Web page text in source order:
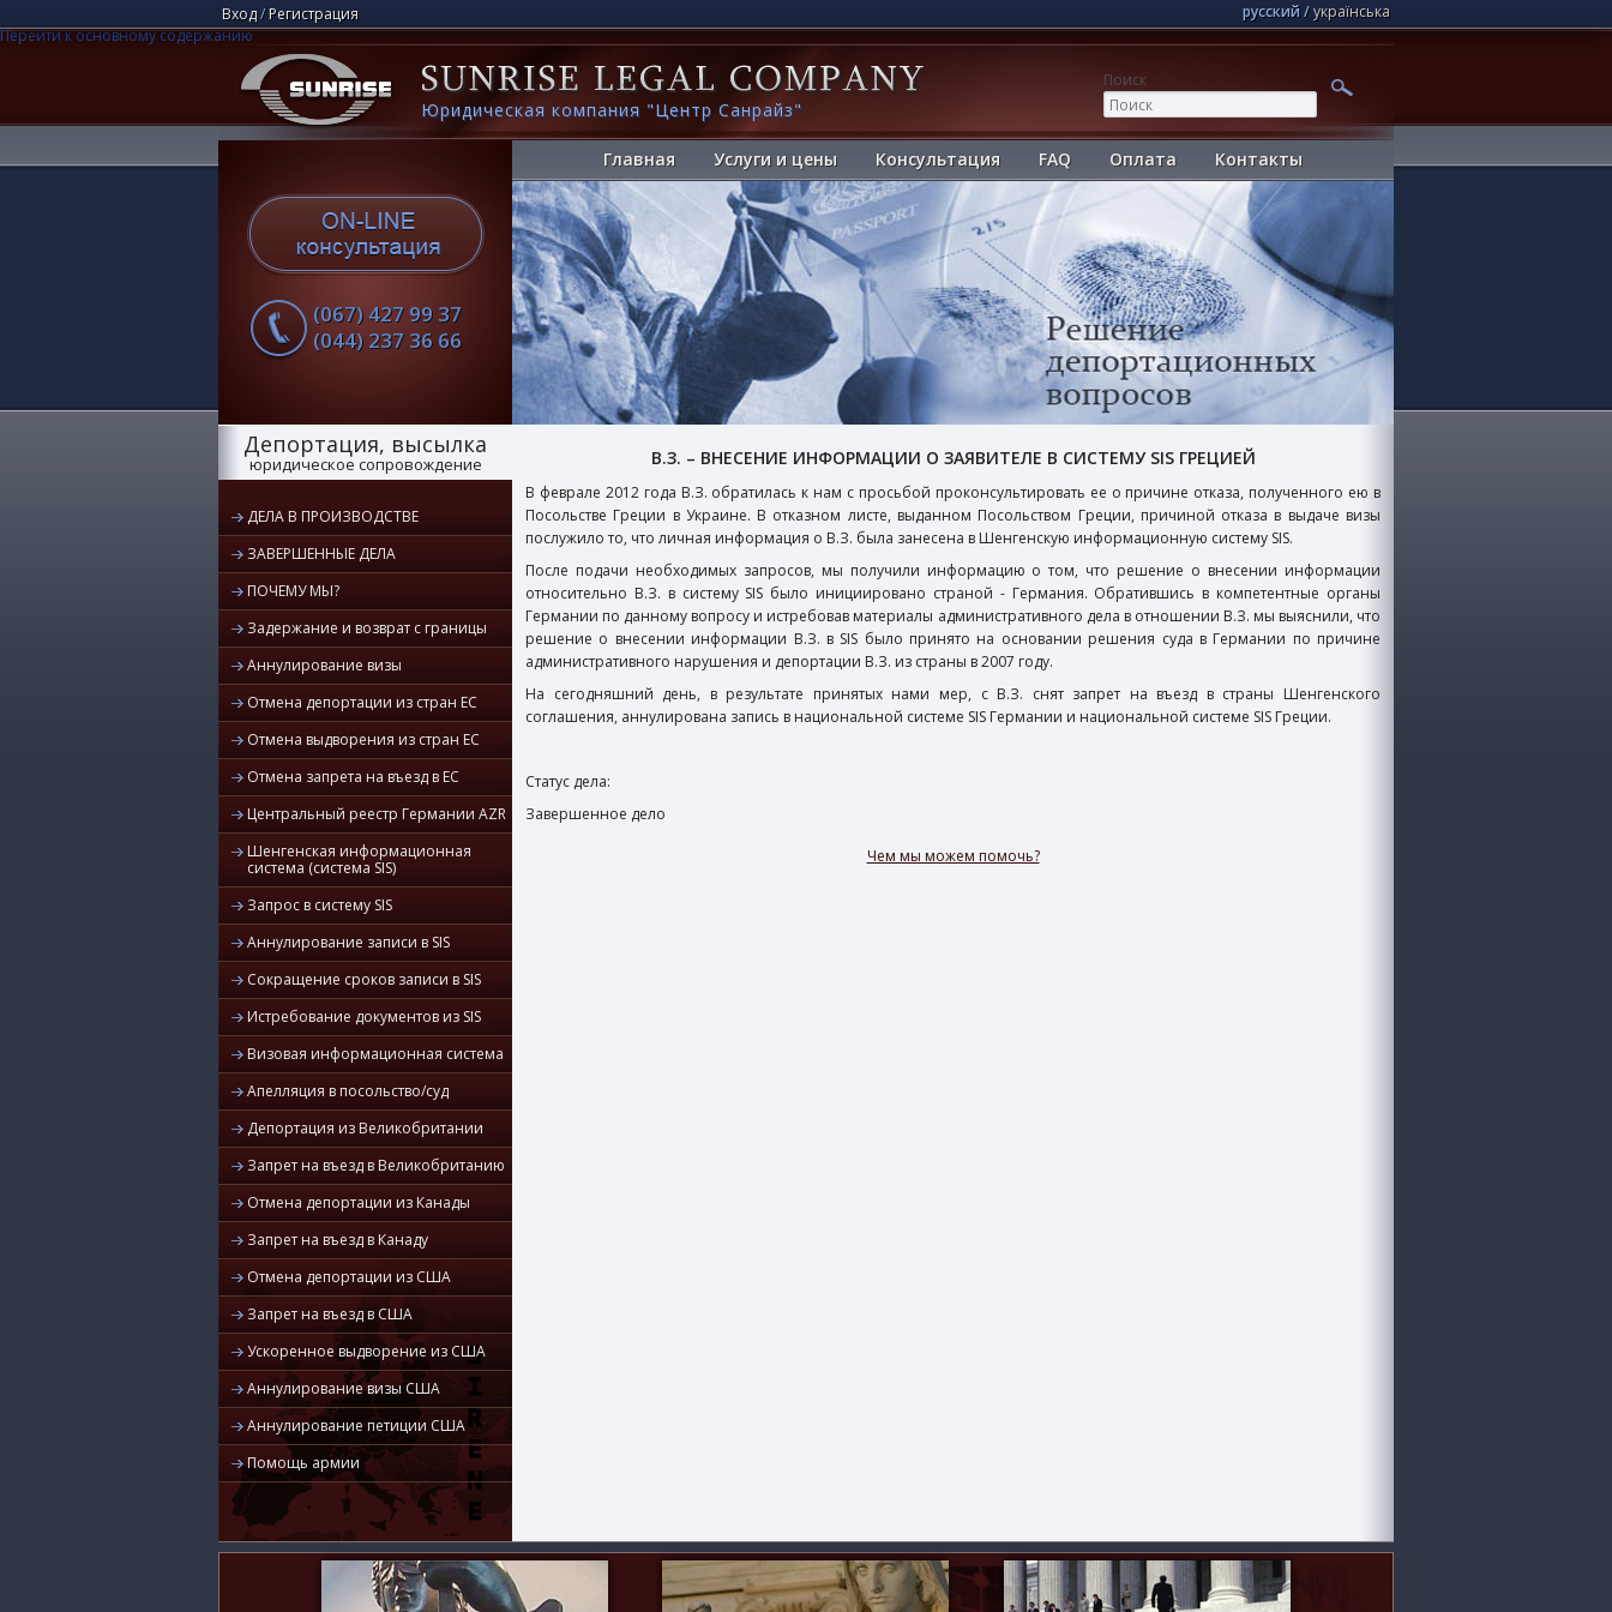
Перейти к основному содержанию
Вход/ Регистрация русский українська
Юридическая компания "Центр Санрайз"
Поиск
(067) 427 99 37
(044) 237 36 66
Депортация, высылка
юридическое сопровождение
ДЕЛА В ПРОИЗВОДСТВЕ
ЗАВЕРШЕННЫЕ ДЕЛА
ПОЧЕМУ МЫ?
Задержание и возврат с границы
Аннулирование визы
Отмена депортации из стран ЕС
Отмена выдворения из стран ЕС
Отмена запрета на въезд в ЕС
Центральный реестр Германии AZR
Шенгенская информационная
система (система SIS)
Запрос в систему SIS
Аннулирование записи в SIS
Сокращение сроков записи в SIS
Истребование документов из SIS
Визовая информационная система
Апелляция в посольство/суд
Депортация из Великобритании
Запрет на въезд в Великобританию
Отмена депортации из Канады
Запрет на въезд в Канаду
Отмена депортации из США
Запрет на въезд в США
Ускоренное выдворение из США
Аннулирование визы США
Аннулирование петиции США
Помощь армии
Главная Услуги и цены Консультация FAQ Оплата Контакты
В.З. – ВНЕСЕНИЕ ИНФОРМАЦИИ О ЗАЯВИТЕЛЕ В СИСТЕМУ SIS ГРЕЦИЕЙ
В феврале 2012 года В.З. обратилась к нам с просьбой проконсультировать ее о причине отказа, полученного ею в
Посольстве Греции в Украине. В отказном листе, выданном Посольством Греции, причиной отказа в выдаче визы
послужило то, что личная информация о В.З. была занесена в Шенгенскую информационную систему SIS.
После подачи необходимых запросов, мы получили информацию о том, что решение о внесении информации
относительно В.З. в систему SIS было инициировано страной - Германия. Обратившись в компетентные органы
Германии по данному вопросу и истребовав материалы административного дела в отношении В.З. мы выяснили, что
решение о внесении информации В.З. в SIS было принято на основании решения суда в Германии по причине
административного нарушения и депортации В.З. из страны в 2007 году.
На сегодняшний день, в результате принятых нами мер, с В.З. снят запрет на въезд в страны Шенгенского
соглашения, аннулирована запись в национальной системе SIS Германии и национальной системе SIS Греции.
Статус дела:
Завершенное дело
Чем мы можем помочь?